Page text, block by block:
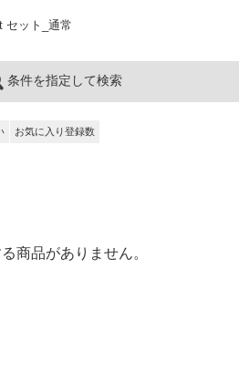
セット_通常
条件を指定して検索
お気に入り登録数
商品がありません。